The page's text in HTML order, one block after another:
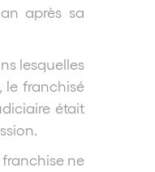
après sa
lesquelles
le franchisé
était
ne